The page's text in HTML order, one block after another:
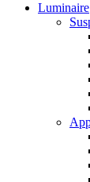
Luminaire